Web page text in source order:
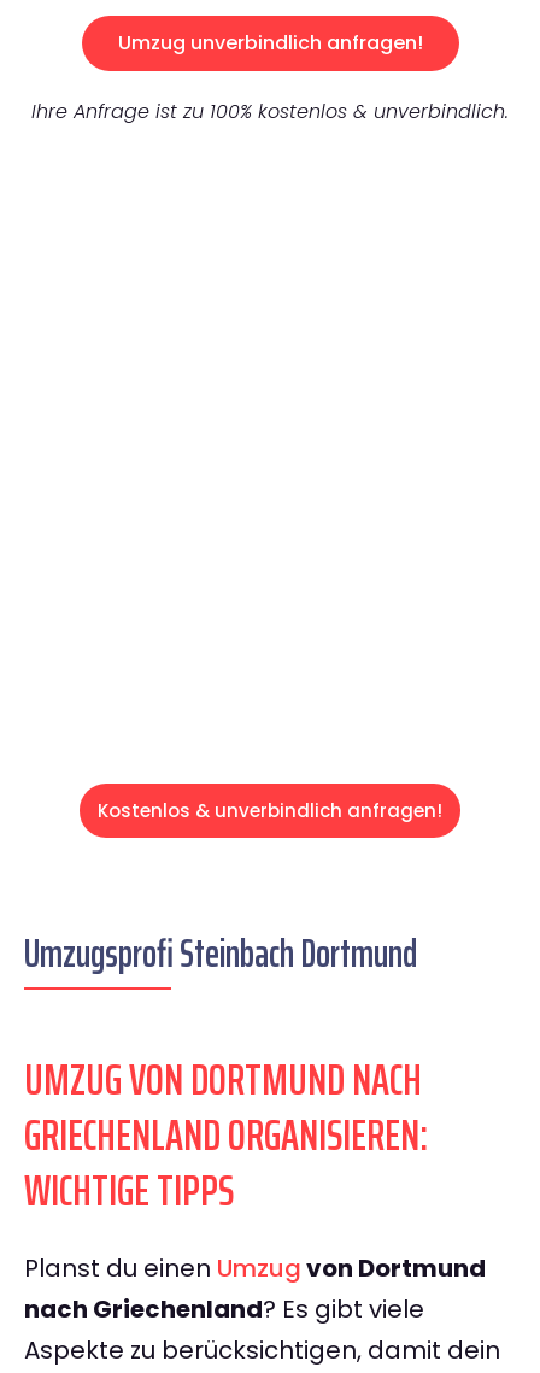
Umzug unverbindlich anfragen!
Ihre Anfrage ist zu 100% kostenlos & unverbindlich.
Kostenlos & unverbindlich anfragen!
Umzugsprofi Steinbach Dortmund
UMZUG VON DORTMUND NACH
GRIECHENLAND ORGANISIEREN:
WICHTIGE TIPPS
Planst du einen Umzugvon Dortmund
nach Griechenland? Es gibt viele
Aspekte zu berücksichtigen, damit dein